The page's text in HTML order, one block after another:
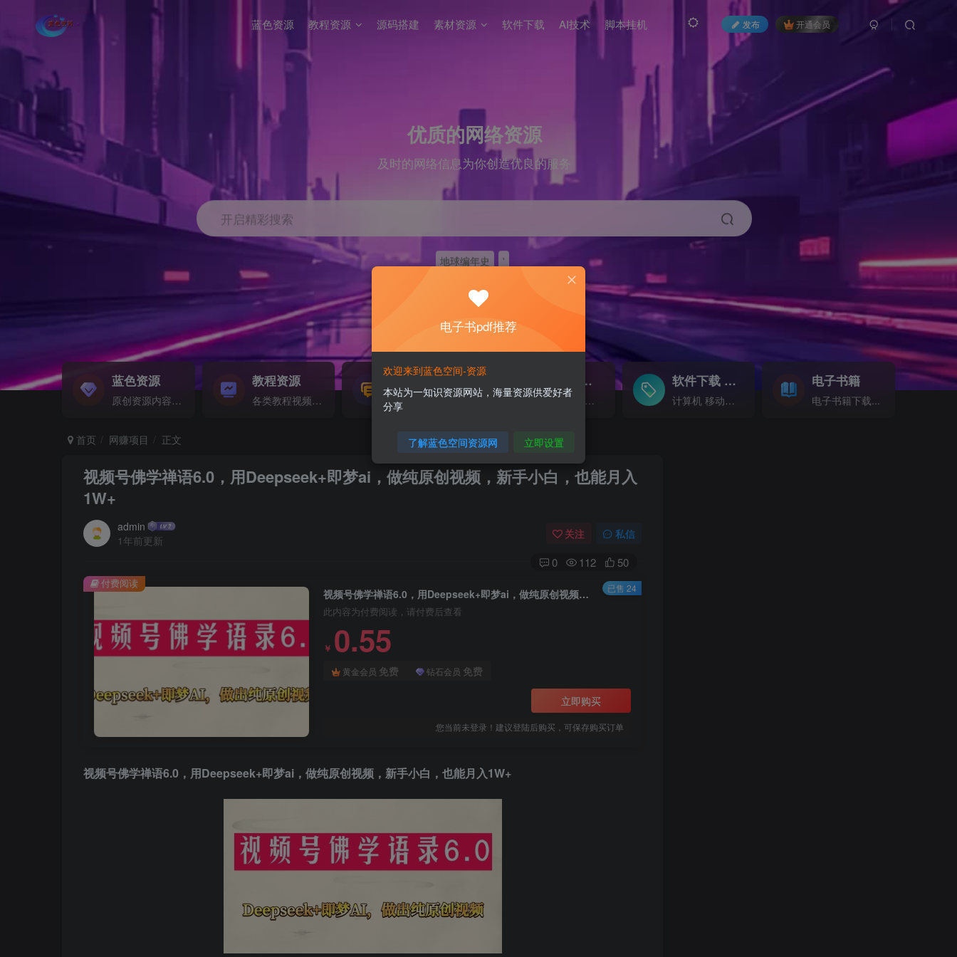
发布 开通会员
蓝色资源 教程资源 源码搭建 素材资源 软件下载 AI技术 脚本挂机
优质的网络资源
及时的网络信息为你创造优良的服务
开启精彩搜索
地球编年史 '
蓝色资源
原创资源内容精选...
教程资源
各类教程视频音频等资源...
源码搭建
各类源码搭建...
素材资源NEW
海量素材,资源分享...
软件下载GO
计算机 移动设备 软件下载....
电子书籍
电子书籍下载...
首页 网赚项目 正文
视频号佛学禅语6.0，用Deepseek+即梦ai，做纯原创视频，新手小白，也能月入
1W+
admin
1年前更新
关注 私信
0 112 50
视频号佛学禅语6.0，用Deepseek+即梦ai，做纯原创视频，新手小白，也能月入1W+
此内容为付费阅读，请付费后查看
￥ 0.55
黄金会员 免费 钻石会员 免费
立即购买
您当前未登录！建议登陆后购买，可保存购买订单
付费阅读 已售 24
视频号佛学禅语6.0，用Deepseek+即梦ai，做纯原创视频，新手小白，也能月入1W+
电子书pdf推荐
欢迎来到蓝色空间-资源
本站为一知识资源网站，海量资源供爱好者
分享
了解蓝色空间资源网 立即设置